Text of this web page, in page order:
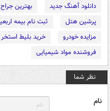
دانلود آهنگ جدید
بهترین
پرشین هتل
ثبت نام بیمه
مزایده خودرو
خرید بلیط استخر
فروشنده مواد شیمیایی
نظر شما
نام